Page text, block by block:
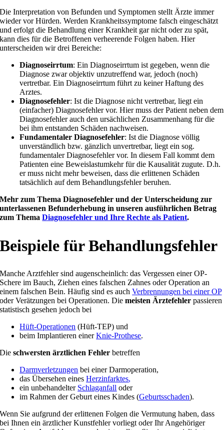
Die Interpretation von Befunden und Symptomen stellt Ärzte immer
wieder vor Hürden. Werden Krankheitssymptome falsch eingeschätzt
und erfolgt die Behandlung einer Krankheit gar nicht oder zu spät,
kann dies für die Betroffenen verheerende Folgen haben. Hier
unterscheiden wir drei Bereiche:
Diagnoseirrtum: Ein Diagnoseirrtum ist gegeben, wenn die
Diagnose zwar objektiv unzutreffend war, jedoch (noch)
vertretbar. Ein Diagnoseirrtum führt zu keiner Haftung des
Arztes.
Diagnosefehler: Ist die Diagnose nicht vertretbar, liegt ein
(einfacher) Diagnosefehler vor. Hier muss der Patient neben dem
Diagnosefehler auch den ursächlichen Zusammenhang für die
bei ihm entstanden Schäden nachweisen.
Fundamentaler Diagnosefehler: Ist die Diagnose völlig
unverständlich bzw. gänzlich unvertretbar, liegt ein sog.
fundamentaler Diagnosefehler vor. In diesem Fall kommt dem
Patienten eine Beweislastumkehr für die Kausalität zugute. D.h.
er muss nicht mehr beweisen, dass die erlittenen Schäden
tatsächlich auf dem Behandlungsfehler beruhen.
Mehr zum Thema Diagnosefehler und der Unterscheidung zur
unterlassenen Befunderhebung in unseren ausführlichen Betrag
zum ThemaDiagnosefehler und Ihre Rechte als Patient.
Beispiele für Behandlungsfehler
Manche Arztfehler sind augenscheinlich: das Vergessen einer OP-
Schere im Bauch, Ziehen eines falschen Zahnes oder Operation an
einem falschen Bein. Häufig sind es auchVerbrennungen bei einer OP
oder Verätzungen bei Operationen.Diemeisten Ärztefehler passieren
statistisch gesehen jedoch bei
Hüft-Operationen (Hüft-TEP) und
beim Implantieren einerKnie-Prothese.
Dieschwersten ärztlichen Fehler betreffen
Darmverletzungen bei einer Darmoperation,
das Übersehen einesHerzinfarktes,
ein unbehandelter Schlaganfall oder
im Rahmen der Geburt eines Kindes (Geburtsschaden).
Wenn Sie aufgrund der erlittenen Folgen die Vermutung haben, dass
bei Ihnen ein ärztlicher Kunstfehler vorliegt oder Ihr Angehöriger